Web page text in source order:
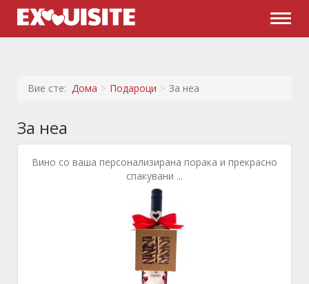
Вие сте: Дома Подароци За неа
За неа
Вино со ваша персонализирана порака и прекрасно
спакувани ...